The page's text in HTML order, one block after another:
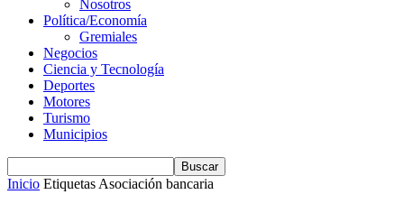
Nosotros
Política/Economía
Gremiales
Negocios
Ciencia y Tecnología
Deportes
Motores
Turismo
Municipios
Inicio Etiquetas Asociación bancaria